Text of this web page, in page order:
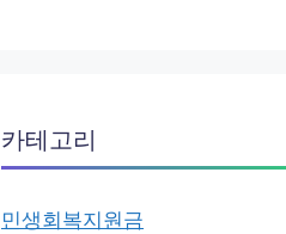
카테고리
민생회복지원금